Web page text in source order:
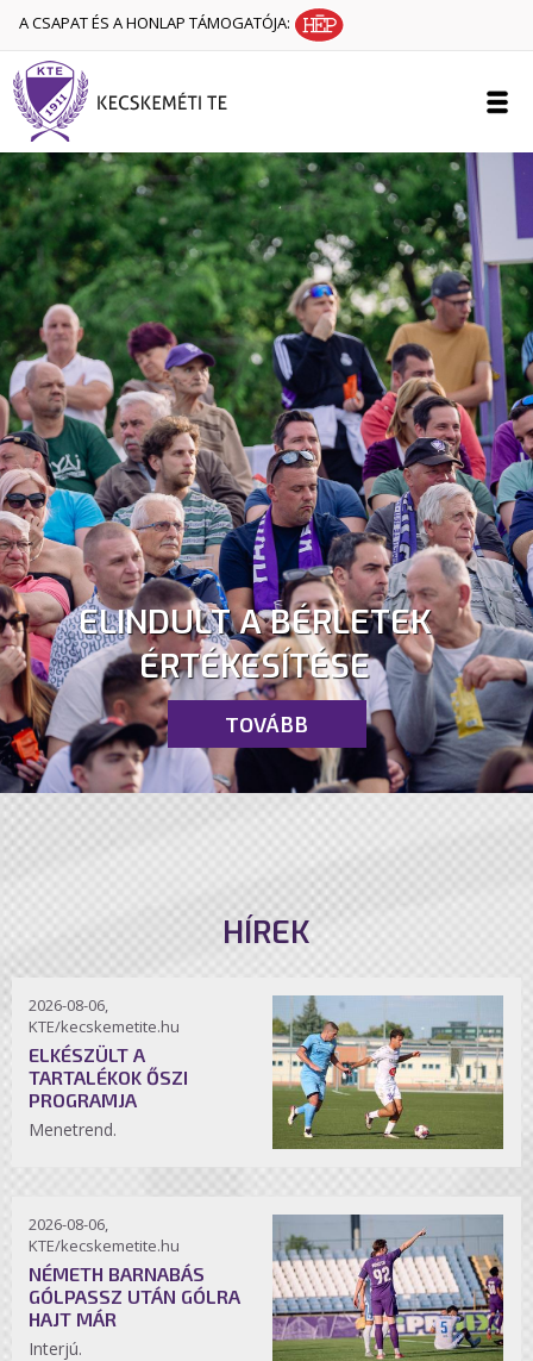
A CSAPAT ÉS A HONLAP TÁMOGATÓJA:
ELINDULT A BÉRLETEK
ÉRTÉKESÍTÉSE
TOVÁBB
HÍREK
2026-08-06,
KTE/kecskemetite.hu
ELKÉSZÜLT A
TARTALÉKOK ŐSZI
PROGRAMJA
Menetrend.
2026-08-06,
KTE/kecskemetite.hu
NÉMETH BARNABÁS
GÓLPASSZ UTÁN GÓLRA
HAJT MÁR
Interjú.